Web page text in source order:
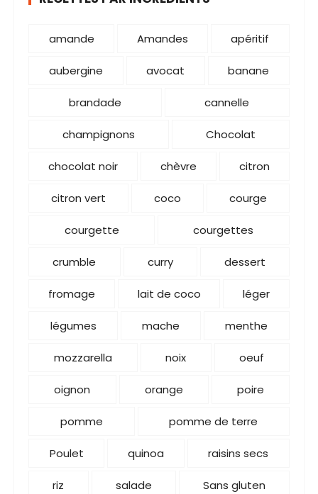
amande Amandes apéritif
aubergine avocat banane
brandade cannelle
champignons Chocolat
chocolat noir chèvre citron
citron vert coco courge
courgette courgettes
crumble curry dessert
fromage lait de coco léger
légumes mache menthe
mozzarella noix oeuf
oignon orange poire
pomme pomme de terre
Poulet quinoa raisins secs
riz salade Sans gluten